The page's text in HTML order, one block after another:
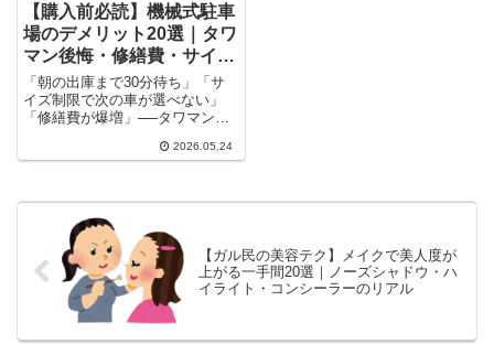
【購入前必読】機械式駐車
場のデメリット20選｜タワ
マン後悔・修繕費・サイズ
制限のリアル
「朝の出庫まで30分待ち」「サ
イズ制限で次の車が選べない」
「修繕費が爆増」──タワマン購
とし穴を、ガル民20人がぶっち
です。
2026.05.24
【ガル民の美容テク】メイクで美人度が
上がる一手間20選｜ノーズシャドウ・ハ
イライト・コンシーラーのリアル